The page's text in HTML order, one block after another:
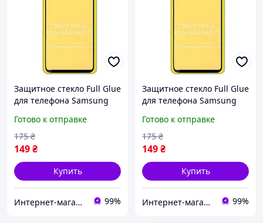
Защитное стекло Full Glue
для телефона Samsung
M305 ) - Black
Готово к отправке
149₴
175 ₴
Купить
Интернет-магазин EVSE 99%
Защитное стекло Full Glue
для телефона Samsung
) - Black
Готово к отправке
149₴
175 ₴
Купить
Интернет-магазин EVSE 99%